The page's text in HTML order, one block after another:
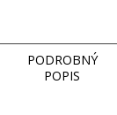
PODROBNÝ
POPIS